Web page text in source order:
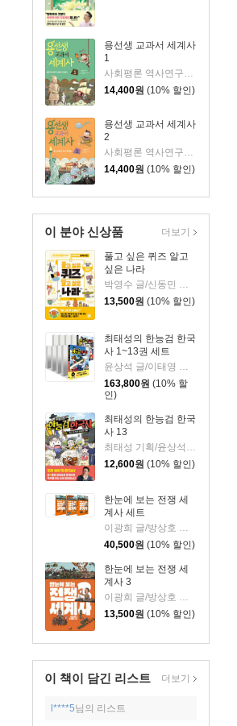
용선생 교과서 세계사
1
14,400원 (10% 할인)
용선생 교과서 세계사
2
사회평론 역사연구소 글/뭉선생,이우일 그림/전국초등사회교과모임 감수
14,400원 (10% 할인)
이 분야 신상품
풀고 싶은 퀴즈 알고
싶은 나라
박영수 글/신동민 그림
13,500원 (10% 할인)
최태성의 한능검 한국
사 1~13권 세트
윤상석 글/이태영 그림
163,800원 (10% 할
인)
최태성의 한능검 한국
사 13
최태성 기획/윤상석 글/이태영 그림
12,600원 (10% 할인)
한눈에 보는 전쟁 세
계사 세트
이광희 글/방상호 그림
40,500원 (10% 할인)
한눈에 보는 전쟁 세
계사 3
이광희 글/방상호 그림
13,500원 (10% 할인)
더보기
이 책이 담긴 리스트 더보기
l****5님의 리스트